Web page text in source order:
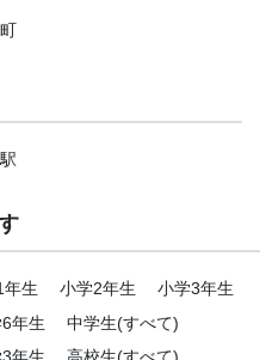
定期テストでは90点以上を
。
年生 小学2年生
小学3年生
年生
中学生(すべて)